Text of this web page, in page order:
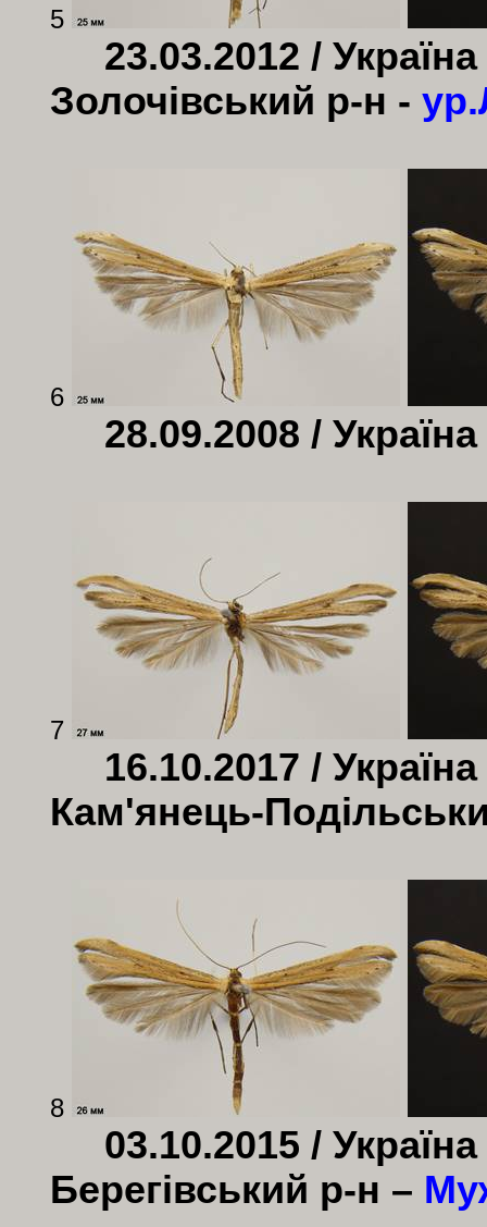
5
23.03.2012 /
Золочівський р-н -
6
28.09.2008 /
7
16.10.2017 /
Кам'янець-
8
03.10.2015 /
Берегівський р-н –